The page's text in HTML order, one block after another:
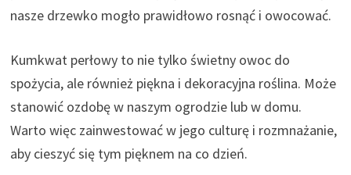
nasze drzewko mogło prawidłowo rosnąć i owocować.
Kumkwat perłowy to nie tylko świetny owoc do
spożycia, ale również piękna i dekoracyjna roślina. Może
stanowić ozdobę w naszym ogrodzie lub w domu.
Warto więc zainwestować w jego culturę i rozmnażanie,
aby cieszyć się tym pięknem na co dzień.